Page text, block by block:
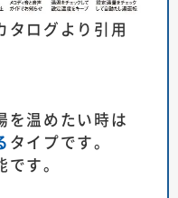
ログより引用
を温めたい時は
タイプです。
す。